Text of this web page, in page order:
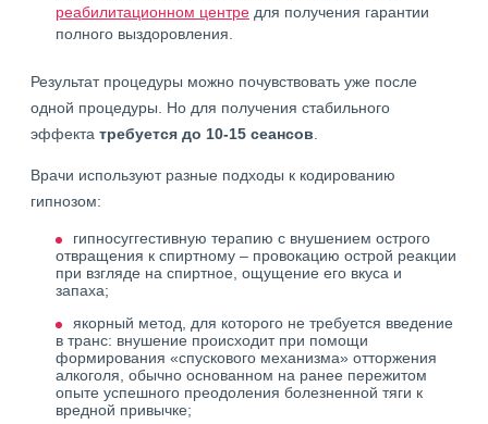
реабилитационном центре для получения гарантии
полного выздоровления.
Результат процедуры можно почувствовать уже после
одной процедуры. Но для получения стабильного
эффекта требуется до 10-15 сеансов
Врачи используют разные подходы к кодированию
гипнозом:
гипносуггестивную терапию с внушением острого
отвращения к спиртному – провокацию острой реакции
при взгляде на спиртное, ощущение его вкуса и
запаха;
якорный метод, для которого не требуется введение
в транс: внушение происходит при помощи
формирования «спускового механизма» отторжения
алкоголя, обычно основанном на ранее пережитом
опыте успешного преодоления болезненной тяги к
вредной привычке;